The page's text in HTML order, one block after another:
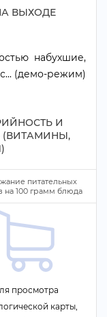
ВЫХОДЕ
набухшие,
(демо-режим)
И
питательных
на 100рамм блюда
просмотра
карты,